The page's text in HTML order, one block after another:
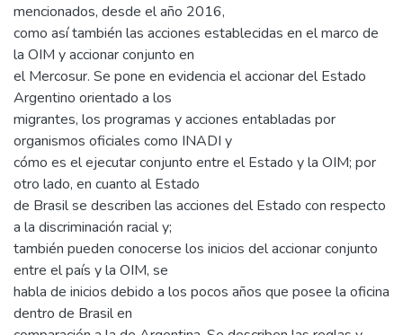
mencionados, desde el año 2016,
como así también las acciones establecidas en el marco de
la OIM y accionar conjunto en
el Mercosur. Se pone en evidencia el accionar del Estado
Argentino orientado a los
migrantes, los programas y acciones entabladas por
organismos oficiales como INADI y
cómo es el ejecutar conjunto entre el Estado y la OIM; por
otro lado, en cuanto al Estado
de Brasil se describen las acciones del Estado con respecto
a la discriminación racial y;
también pueden conocerse los inicios del accionar conjunto
entre el país y la OIM, se
habla de inicios debido a los pocos años que posee la oficina
dentro de Brasil en